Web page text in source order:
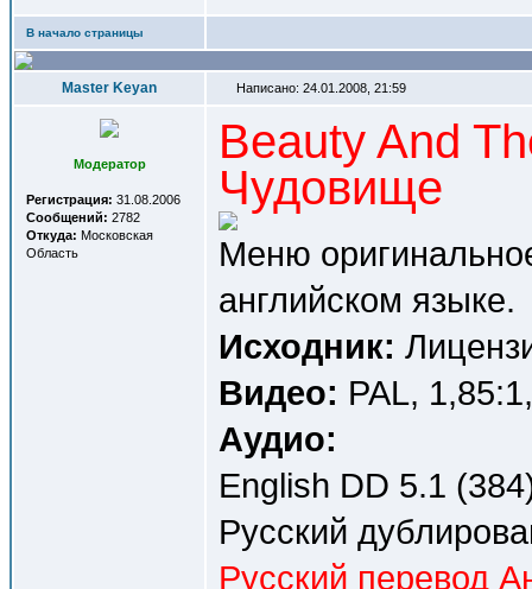
В начало страницы
Master Keyan Написано: 24.01.2008, 21:59
Модератор
Регистрация: 31.08.2006
Сообщений: 2782
Откуда: Московская
Область
Beauty And
Чудовище
Меню
английском языке.
Исходник:
Видео: PAL,
Аудио:
English DD 5.1
Русский
Русский перевод